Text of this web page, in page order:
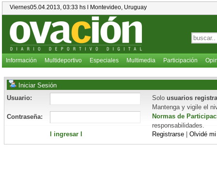
Viernes05.04.2013, 03:33 hs l Montevideo, Uruguay
Información Multideportivo Especiales Multimedia Participación
Iniciar Sesión
Usuario:
Solo usuarios
Mantenga y vigile el
Normas de
responsabilidades.
Contraseña:
l ingresar l Registrarse Olvidé